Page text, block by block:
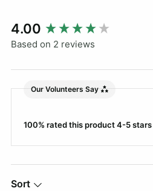
4.00
Based on 2 reviews
Our Volunteers Say
100% rated this product 4-5 stars
Sort
New content loaded